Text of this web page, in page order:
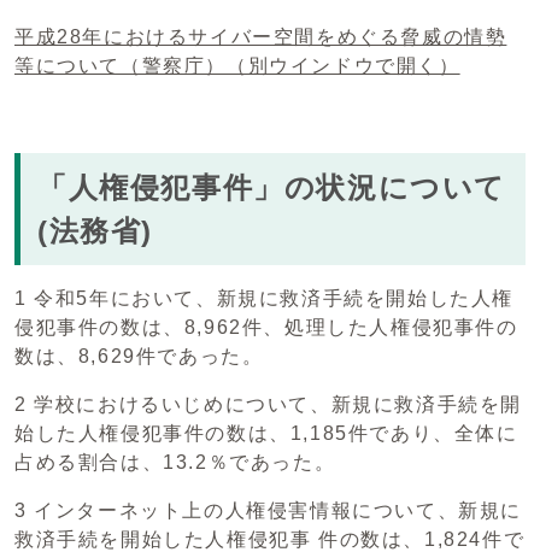
平成28年におけるサイバー空間をめぐる脅威の情勢
等について（警察庁）
（別ウインドウで開く）
「人権侵犯事件」の状況について
(法務省)
1 令和5年において、新規に救済手続を開始した人権
侵犯事件の数は、8,962件、処理した人権侵犯事件の
数は、8,629件であった。
2 学校におけるいじめについて、新規に救済手続を開
始した人権侵犯事件の数は、1,185件であり、全体に
占める割合は、13.2％であった。
3 インターネット上の人権侵害情報について、新規に
救済手続を開始した人権侵犯事 件の数は、1,824件で